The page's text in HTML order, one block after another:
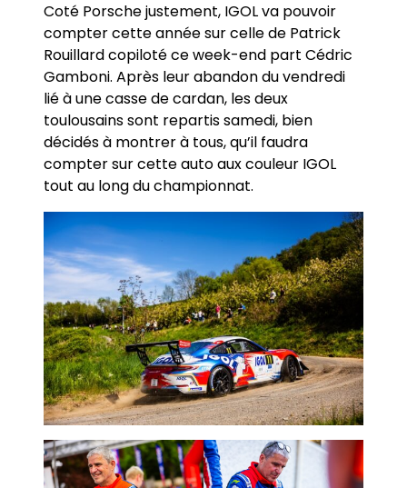
Coté Porsche justement, IGOL va pouvoir
compter cette année sur celle de Patrick
Rouillard copiloté ce week-end part Cédric
Gamboni. Après leur abandon du vendredi
lié à une casse de cardan, les deux
toulousains sont repartis samedi, bien
décidés à montrer à tous, qu’il faudra
compter sur cette auto aux couleur IGOL
tout au long du championnat.